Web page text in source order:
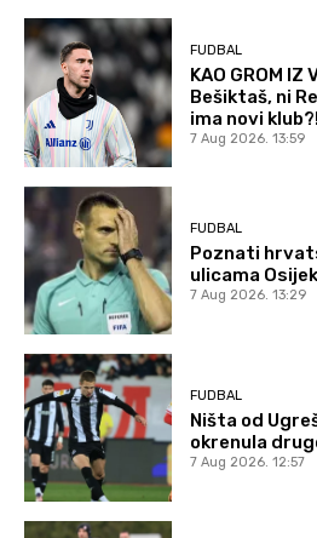
FUDBAL
KAO GROM IZ
Bešiktaš, ni
ima novi klub?!
7 Aug 2026. 13:59
FUDBAL
Poznati
ulicama
7 Aug 2026. 13:29
FUDBAL
Ništa od
okrenula
7 Aug 2026. 12:57